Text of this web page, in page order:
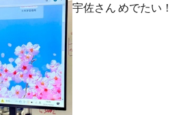
宇佐さん めでたい！